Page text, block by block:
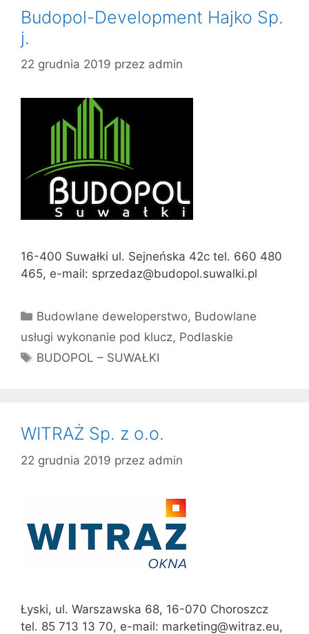
Budopol-Development Hajko Sp.
j.
22 grudnia 2019 przez admin
16-400 Suwałki ul. Sejneńska 42c tel. 660 480
465, e-mail: sprzedaz@budopol.suwalki.pl
Kategorie
Budowlane deweloperstwo, Budowlane
usługi wykonanie pod klucz, Podlaskie
Tagi
BUDOPOL – SUWAŁKI
WITRAŻ Sp. z o.o.
22 grudnia 2019 przez admin
Łyski, ul. Warszawska 68, 16-070 Choroszcz
tel. 85 713 13 70, e-mail: marketing@witraz.eu,